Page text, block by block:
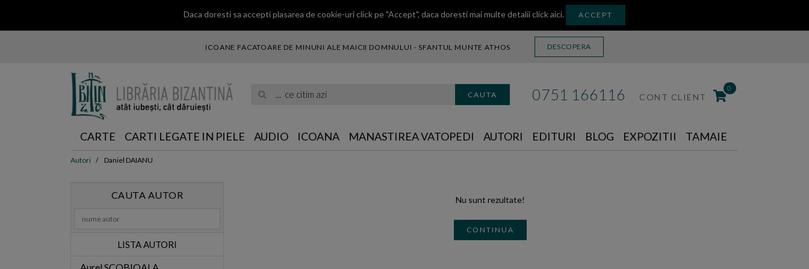
Daca doresti sa accepti plasarea de cookie-uri click pe "Accept", daca doresti mai multe detaliiclick aici. ACCEPT
ICOANE FACATOARE DE MINUNI ALE MAICII DOMNULUI - SFANTUL MUNTE ATHOS DESCOPERA
CAUTA 0751 166116 CONT CLIENT
0
CARTE CARTI LEGATE IN PIELE AUDIO ICOANA MANASTIREA VATOPEDI AUTORI EDITURI BLOG EXPOZITII TAMAIE
Autori Daniel DAIANU
CAUTA AUTOR
LISTA AUTORI
Nu sunt rezultate!
CONTINUA